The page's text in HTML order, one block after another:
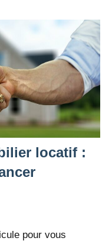
locatif :
pour vous